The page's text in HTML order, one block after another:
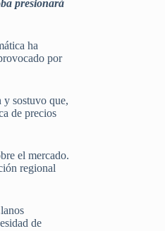
presionará
ha
por
y sostuvo que,
de precios
el mercado.
regional
de